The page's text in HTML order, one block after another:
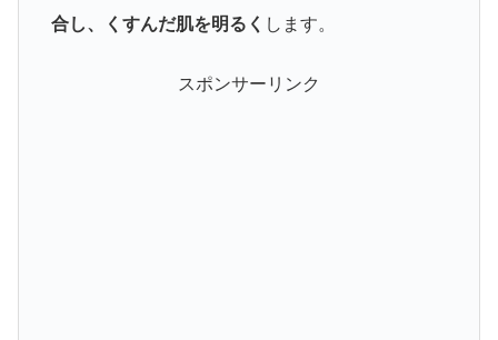
合し、くすんだ肌を明るく します。
スポンサーリンク